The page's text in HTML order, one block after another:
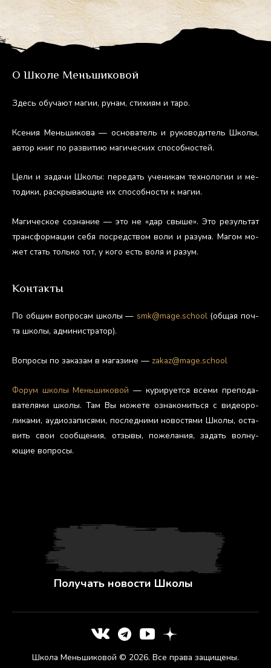
О Школе Меньшиковой
Здесь обу­ча­ют ма­гии, ру­нам, сти­хи­ям и та­ро.
Ксе­ния Мень­ши­кова — ос­но­ватель и ру­ково­дитель Шко­лы,
ав­тор книг по раз­ви­тию ма­гичес­ких спо­соб­ностей.
Це­ли и за­дачи Шко­лы: пе­редать уче­никам тех­но­логии и ме­
тоди­ки, рас­кры­ва­ющие их спо­соб­ности к ма­гии.
Ма­гичес­кое соз­на­ние — это не «дар свы­ше». Это ре­зуль­тат
тран­сфор­ма­ции се­бя пос­редс­твом во­ли и ра­зума. Ма­гом мо­
жет стать толь­ко тот, у ко­го есть во­ля и ра­зум.
Контакты
По об­щим воп­ро­сам шко­лы — smk@mage.school(об­щая поч­
та шко­лы, ад­ми­нис­тра­тор).
Воп­ро­сы по за­казам в ма­гази­не — zakaz@mage.school
Фо­рум шко­лы Мень­ши­ковой — ку­риру­ет­ся все­ми пре­пода­
вате­лями шко­лы. Там Вы мо­жете оз­на­комить­ся с ви­де­оро­
лика­ми, а­уди­оза­пися­ми, пос­ледни­ми но­вос­тя­ми Шко­лы, ос­та­
вить свои со­об­ще­ния, от­зы­вы, по­жела­ния, за­дать вол­ну­
ющие воп­ро­сы.
Получать новости Школы
Школа Меньшиковой © 2026. Все права защищены.